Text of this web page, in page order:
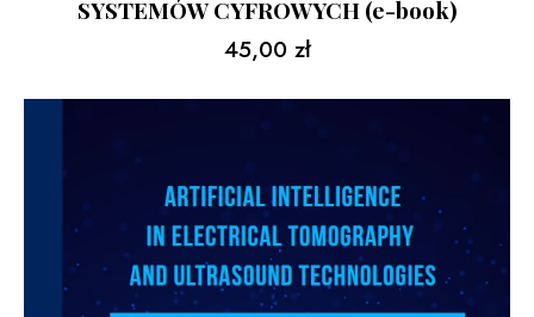
SYSTEMÓW CYFROWYCH (e-book)
45,00 zł